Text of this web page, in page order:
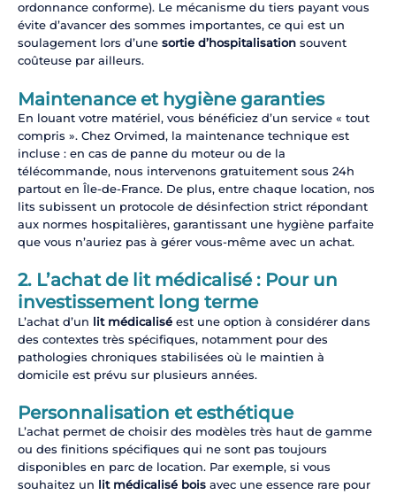
ordonnance conforme). Le mécanisme du tiers payant vous
évite d’avancer des sommes importantes, ce qui est un
soulagement lors d’une sortie d’hospitalisationsouvent
coûteuse par ailleurs.
Maintenance et hygiène garanties
En louant votre matériel, vous bénéficiez d’un service « tout
compris ». Chez Orvimed, la maintenance technique est
incluse : en cas de panne du moteur ou de la
télécommande, nous intervenons gratuitement sous 24h
partout en Île-de-France. De plus, entre chaque location, nos
lits subissent un protocole de désinfection strict répondant
aux normes hospitalières, garantissant une hygiène parfaite
que vous n’auriez pas à gérer vous-même avec un achat.
2. L’achat de lit médicalisé : Pour un
investissement long terme
L’achat d’un lit médicaliséest une option à considérer dans
des contextes très spécifiques, notamment pour des
pathologies chroniques stabilisées où le maintien à
domicile est prévu sur plusieurs années.
Personnalisation et esthétique
L’achat permet de choisir des modèles très haut de gamme
ou des finitions spécifiques qui ne sont pas toujours
disponibles en parc de location. Par exemple, si vous
souhaitez un
lit médicalisé boisavec une essence rare pour